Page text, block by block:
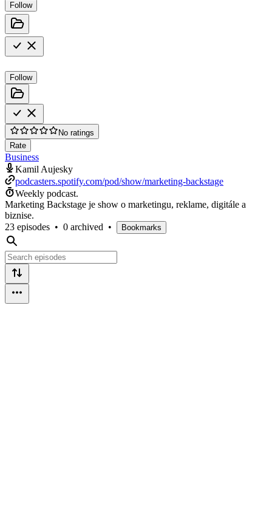
Follow
Follow
No ratings
Rate
Business
Kamil Aujesky
podcasters.spotify.com/pod/show/marketing-backstage
Weekly podcast.
Marketing Backstage je show o marketingu, reklame, digitále a
biznise.
23 episodes • 0 archived • Bookmarks